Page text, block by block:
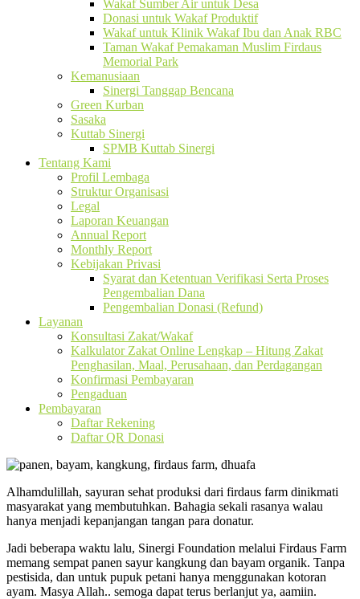
Wakaf Sumber Air untuk Desa
Donasi untuk Wakaf Produktif
Wakaf untuk Klinik Wakaf Ibu dan Anak RBC
Taman Wakaf Pemakaman Muslim Firdaus
Memorial Park
Kemanusiaan
Sinergi Tanggap Bencana
Green Kurban
Sasaka
Kuttab Sinergi
SPMB Kuttab Sinergi
Tentang Kami
Profil Lembaga
Struktur Organisasi
Legal
Laporan Keuangan
Annual Report
Monthly Report
Kebijakan Privasi
Syarat dan Ketentuan Verifikasi Serta Proses
Pengembalian Dana
Pengembalian Donasi (Refund)
Layanan
Konsultasi Zakat/Wakaf
Kalkulator Zakat Online Lengkap – Hitung Zakat
Penghasilan, Maal, Perusahaan, dan Perdagangan
Konfirmasi Pembayaran
Pengaduan
Pembayaran
Daftar Rekening
Daftar QR Donasi
Alhamdulillah, sayuran sehat produksi dari firdaus farm dinikmati
masyarakat yang membutuhkan. Bahagia sekali rasanya walau
hanya menjadi kepanjangan tangan para donatur.
Jadi beberapa waktu lalu, Sinergi Foundation melalui Firdaus Farm
memang sempat panen sayur kangkung dan bayam organik. Tanpa
pestisida, dan untuk pupuk petani hanya menggunakan kotoran
ayam. Masya Allah.. semoga dapat terus berlanjut ya, aamiin.